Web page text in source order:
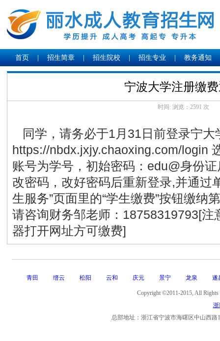
首页 招生简章 招生院校 招生专业 教务通知
宁波大学注册缴
时间: 浏览： 2591 次
同学，请务必于1月31日前登录宁大
https://nbdx.jxjy.chaoxing.com/login
账号为学号，初始密码：edu@身份
改密码，改好密码后重新登录,并通过
生服务”页面里的“学生缴费”按钮缴纳
请咨询财务邹老师：18758319793[注
器打开网址方可缴费]
青田 缙云 松阳 云和 庆元 景宁 龙泉 遂
Copyright ©2011-2015, All
浙
总部地址：浙江省宁波市海曙区中山西路